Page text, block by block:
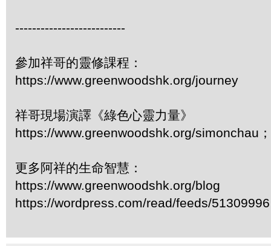
--------------------------
參加祥哥的靈修課程：
https://www.greenwoodshk.org/journey
祥哥現場演譯《綠色心靈力量》
https://www.greenwoodshk.org/simonchau
更多阿祥的生命智慧：
https://www.greenwoodshk.org/blog
https://wordpress.com/read/feeds/51309996